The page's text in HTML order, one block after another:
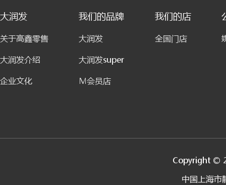
大润发
关于高鑫零售
大润发介绍
企业文化
我们的品牌
大润发
大润发super
M会员店
我们的店
全国门店
Copyright ©
中国上海市